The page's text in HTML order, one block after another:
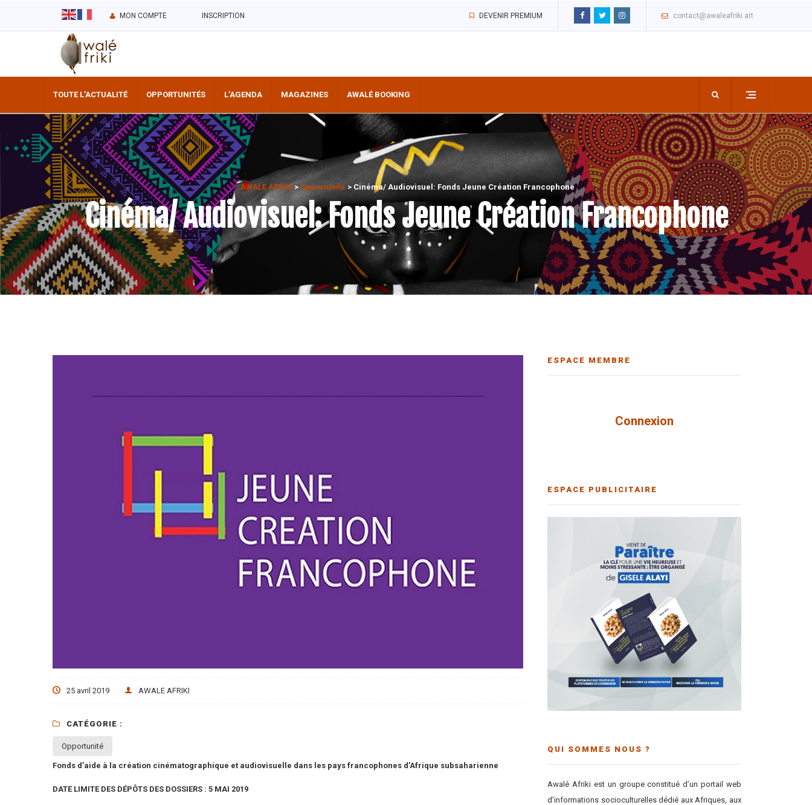
MON COMPTE INSCRIPTION DEVENIR PREMIUM contact@awaleafriki.art
TOUTE L’ACTUALITÉ OPPORTUNITÉS L’AGENDA MAGAZINES AWALÉ BOOKING
AWALE AFRIKI > Opportunité > Cinéma/ Audiovisuel: Fonds Jeune Création Francophone
Cinéma/ Audiovisuel: Fonds Jeune Création Francophone
25 avril 2019 AWALE AFRIKI
CATÉGORIE :
Opportunité
Fonds d’aide à la création cinématographique et audiovisuelle dans les pays francophones d’Afrique subsaharienne
DATE LIMITE DES DÉPÔTS DES DOSSIERS : 5 MAI 2019
ESPACE MEMBRE
Connexion
ESPACE PUBLICITAIRE
QUI SOMMES NOUS ?
Awalé Afriki est un groupe constitué d’un portail web
d’informations socioculturelles dédié aux Afriques, aux